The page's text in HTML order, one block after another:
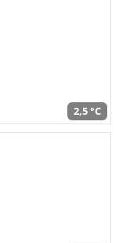
2,5 °C